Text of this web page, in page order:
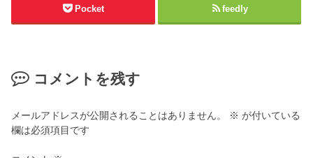
Pocket feedly
コメントを残す
メールアドレスが公開されることはありません。 ※ が付いている
欄は必須項目です